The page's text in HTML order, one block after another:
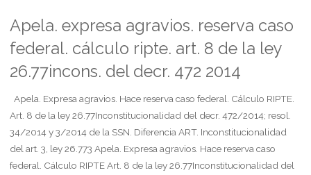
de
la
acción
declarativa
Apela. expresa agravios. reserva caso
federal. cálculo ripte. art. 8 de la ley
26.77incons. del decr. 472 2014
Apela. Expresa agravios. Hace reserva caso federal. Cálculo RIPTE.
Art. 8 de la ley 26.77Inconstitucionalidad del decr. 472/2014; resol.
34/2014 y 3/2014 de la SSN. Diferencia ART. Inconstitucionalidad
del art. 3, ley 26.773 Apela. Expresa agravios. Hace reserva caso
federal. Cálculo RIPTE Art. 8 de la ley 26.77Inconstitucionalidad del